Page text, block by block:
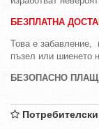
БЕЗПЛАТНА
Това е забавление,
пъзел или шиенето
БЕЗОПАСНО